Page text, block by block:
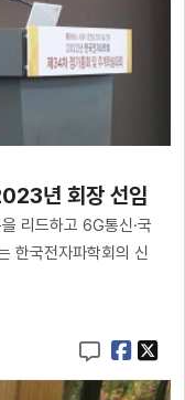
년 회장 선임
리드하고 6G통신·국
한국전자파학회의 신